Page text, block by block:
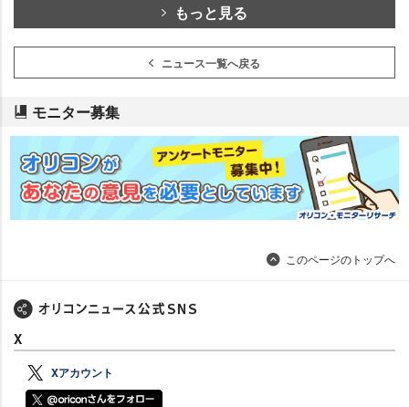
もっと見る
ニュース一覧へ戻る
モニター募集
このページのトップへ
X
Xアカウント